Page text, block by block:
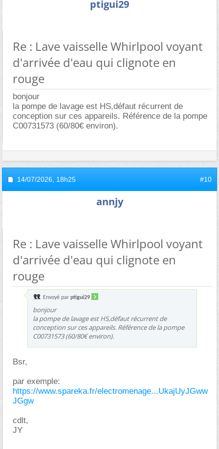
ptigui29
Re : Lave vaisselle Whirlpool voyant
d'arrivée d'eau qui clignote en
rouge
bonjour
la pompe de lavage est HS,défaut récurrent de
conception sur ces appareils. Référence de la pompe
C00731573 (60/80€ environ).
14/07/2026, 18h25 #10
annjy
Re : Lave vaisselle Whirlpool voyant
d'arrivée d'eau qui clignote en
rouge
Envoyé par ptigui29
bonjour
la pompe de lavage est HS,défaut récurrent de
conception sur ces appareils. Référence de la pompe
C00731573 (60/80€ environ).
Bsr,
par exemple:
https://www.spareka.fr/electromenage...UkajUyJGww
JGgw
cdlt,
JY